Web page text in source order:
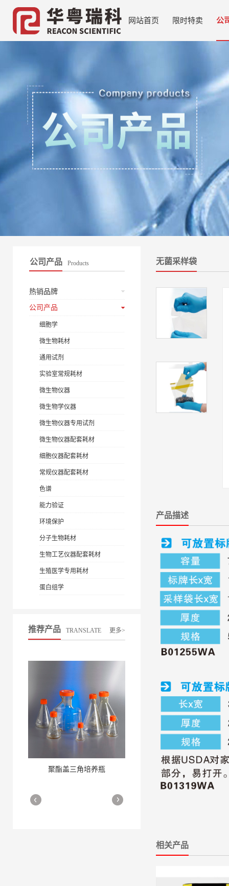
网站首页 限时特卖 公
公司产品 Products
热销品牌
公司产品
细胞学
微生物耗材
通用试剂
实验室常规耗材
微生物仪器
微生物学仪器
微生物仪器专用试剂
微生物仪器配套耗材
细胞仪器配套耗材
常规仪器配套耗材
色谱
能力验证
环境保护
分子生物耗材
生物工艺仪器配套耗材
生殖医学专用耗材
蛋白组学
推荐产品 TRANSLATE 更多>
聚酯盖三角培养瓶
三角培养瓶
More
无菌采样袋
产品描述
相关产品